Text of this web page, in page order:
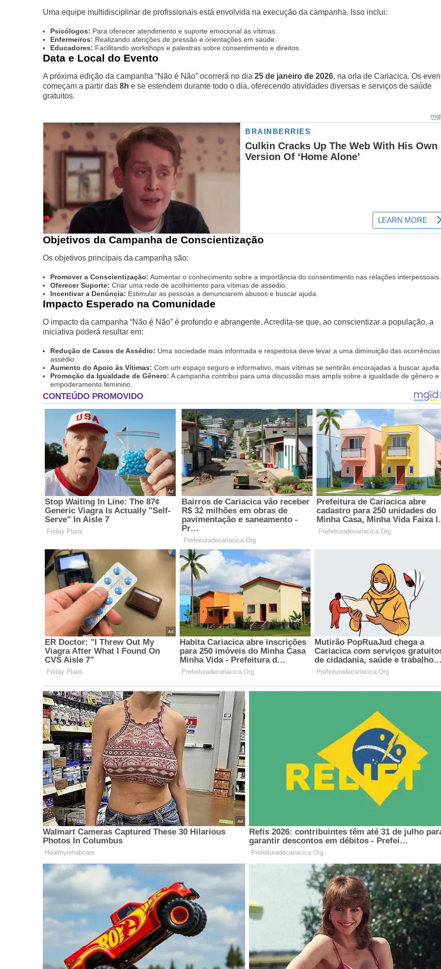
Uma equipe multidisciplinar de profissionais está envolvida na execução da campanha. Isso inclui:
Psicólogos: Para oferecer atendimento e suporte emocional às vítimas.
Enfermeiros: Realizando aferições de pressão e orientações em saúde.
Educadores: Facilitando workshops e palestras sobre consentimento e direitos.
Data e Local do Evento
A próxima edição da campanha “Não é Não” ocorrerá no dia 25 de janeiro de 2026, na orla de Cariacica. Os
começam a partir das 8h e se estendem durante todo o dia, oferecendo atividades diversas e serviços de saúde
gratuitos.
Objetivos da Campanha de Conscientização
Os objetivos principais da campanha são:
Promover a Conscientização: Aumentar o conhecimento sobre a importância do consentimento nas relações interpessoais.
Oferecer Suporte: Criar uma rede de acolhimento para vítimas de assédio.
Incentivar a Denúncia: Estimular as pessoas a denunciarem abusos e buscar ajuda.
Impacto Esperado na Comunidade
O impacto da campanha “Não é Não” é profundo e abrangente. Acredita-se que, ao conscientizar a população, a
iniciativa poderá resultar em:
Redução de Casos de Assédio: Uma sociedade mais informada e respeitosa deve levar a uma diminuição das
assédio.
Aumento do Apoio às Vítimas: Com um espaço seguro e informativo, mais vítimas se sentirão encorajadas a buscar ajuda.
Promoção da Igualdade de Gênero: A campanha contribui para uma discussão mais ampla sobre a igualdade de gênero e
empoderamento feminino.